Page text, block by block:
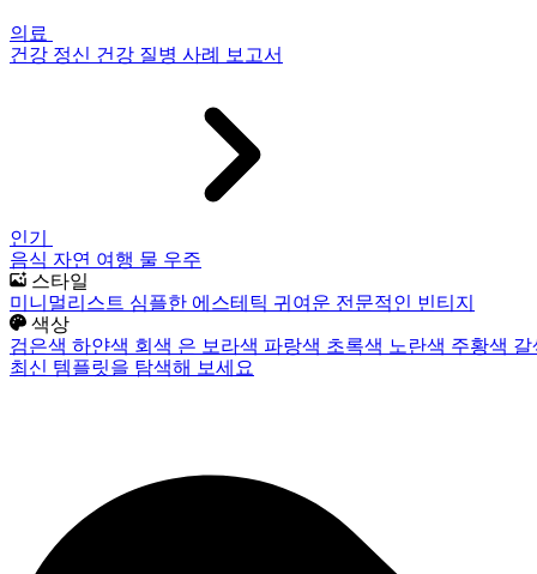
의료
건강 정신 건강 질병 사례 보고서
인기
음식 자연 여행 물 우주
스타일
미니멀리스트 심플한 에스테틱 귀여운 전문적인 빈티지
색상
검은색 하얀색 회색 은 보라색 파랑색 초록색 노란색 주황색
최신 템플릿을 탐색해 보세요